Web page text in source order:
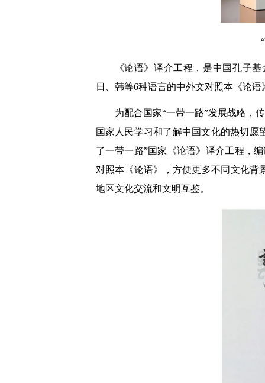
《论语》译介工程，是中国孔子
日、韩等6种语言的中外文对照本《论语
为配合国家“一带一路”发展战略，
国家人民学习和了解中国文化的热切
了一带一路”国家《论语》译介工程，
对照本《论语》，方便更多不同文化背
地区文化交流和文明互鉴。